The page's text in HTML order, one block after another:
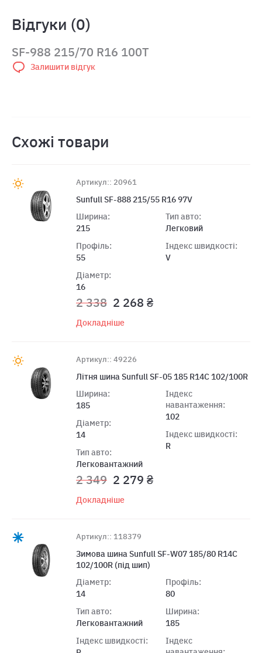
Відгуки (0)
SF-988 215/70 R16 100T
Залишити відгук
Схожі товари
Артикул:: 20961
Sunfull SF-888 215/55 R16 97V
Ширина:
215
Профіль:
55
Діаметр:
16
Тип авто:
Легковий
Індекс швидкості:
V
2 338 2 268 ₴
Докладніше
Артикул:: 49226
Літня шина Sunfull SF-05 185 R14C 102/100R
Ширина:
185
Діаметр:
14
Тип авто:
Легковантажний
Індекс
навантаження:
102
Індекс швидкості:
R
2 349 2 279 ₴
Докладніше
Артикул:: 118379
Зимова шина Sunfull SF-W07 185/80 R14C
102/100R (під шип)
Діаметр:
14
Тип авто:
Легковантажний
Індекс швидкості:
Профіль:
80
Ширина:
185
Індекс